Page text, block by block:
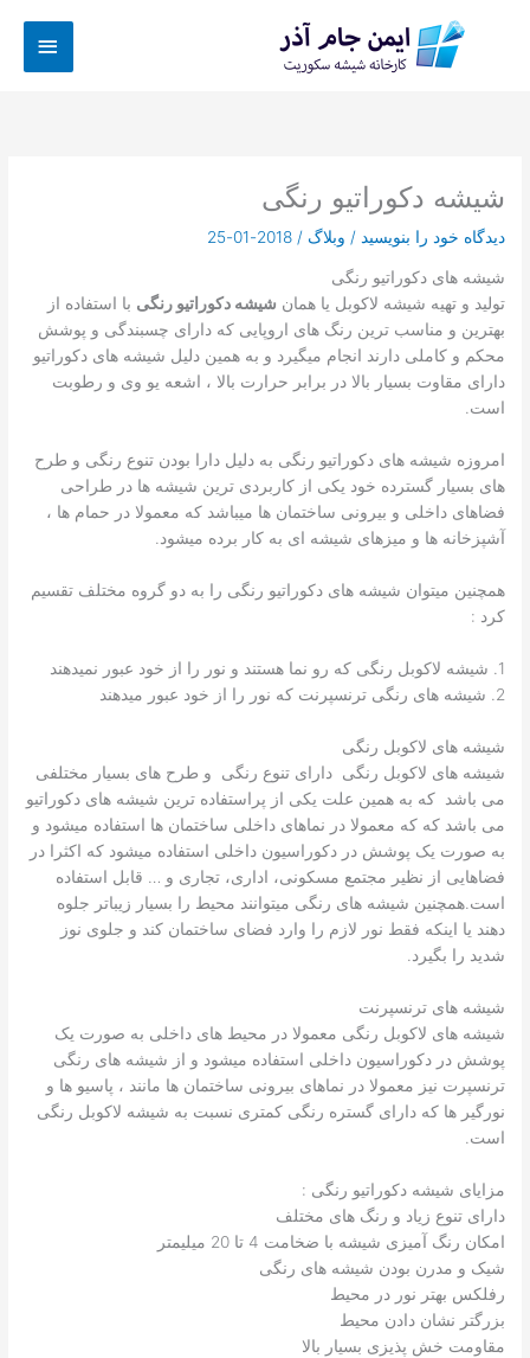
شیشه دکوراتیو رنگی
دیدگاه‌ خود را بنویسید / وبلاگ /
2018-01-25
شیشه های دکوراتیو رنگی
تولید و تهیه شیشه لاکوبل یا همان شیشه دکوراتیو رنگی با استفاده از
بهترین و مناسب ترین رنگ های اروپایی که دارای چسبندگی و پوشش
محکم و کاملی دارند انجام میگیرد و به همین دلیل شیشه های دکوراتیو
دارای مقاوت بسیار بالا در برابر حرارت بالا ، اشعه یو وی و رطوبت
است.
امروزه شیشه های دکوراتیو رنگی به دلیل دارا بودن تنوع رنگی و طرح
های بسیار گسترده خود یکی از کاربردی ترین شیشه ها در طراحی
فضاهای داخلی و بیرونی ساختمان ها میباشد که معمولا در حمام ها ،
آشپزخانه ها و میزهای شیشه ای به کار برده میشود.
همچنین میتوان شیشه های دکوراتیو رنگی را به دو گروه مختلف تقسیم
کرد :
1. شیشه لاکوبل رنگی که رو نما هستند و نور را از خود عبور نمیدهند
2. شیشه های رنگی ترنسپرنت که نور را از خود عبور میدهند
شیشه های لاکوبل رنگی
شیشه های لاکوبل رنگی دارای تنوع رنگی و طرح های بسیار مختلفی
می باشد که به همین علت یکی از پراستفاده ترین شیشه های دکوراتیو
می باشد که که معمولا در نماهای داخلی ساختمان ها استفاده میشود و
به صورت یک پوشش در دکوراسیون داخلی استفاده میشود که اکثرا در
فضاهایی از نظیر مجتمع مسکونی، اداری، تجاری و … قابل استفاده
است.همچنین شیشه های رنگی میتوانند محیط را بسیار زیباتر جلوه
دهند یا اینکه فقط نور لازم را وارد فضای ساختمان کند و جلوی نوز
شدید را بگیرد.
شیشه های ترنسپرنت
شیشه های لاکوبل رنگی معمولا در محیط های داخلی به صورت یک
پوشش در دکوراسیون داخلی استفاده میشود و از شیشه های رنگی
ترنسپرت نیز معمولا در نماهای بیرونی ساختمان ها مانند ، پاسیو ها و
نورگیر ها که دارای گستره رنگی کمتری نسبت به شیشه لاکوبل رنگی
است.
مزایای شیشه دکوراتیو رنگی :
دارای تنوع زیاد و رنگ های مختلف
امکان رنگ آمیزی شیشه با ضخامت 4 تا 20 میلیمتر
شیک و مدرن بودن شیشه های رنگی
رفلکس بهتر نور در محیط
بزرگتر نشان دادن محیط
مقاومت خش پذیزی بسیار بالا